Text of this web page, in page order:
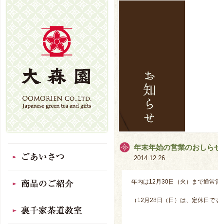
年末年始の営業のおしら
2014.12.26
年内は12月30日（火）まで通常
（12月28日（日）は、定休日で